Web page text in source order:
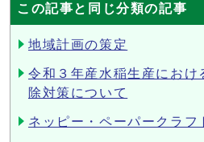
この記事と同じ分類の記事
地域計画の策定
令和３年産水稲生産におけ
除対策について
ネッピー・ペーパークラフ